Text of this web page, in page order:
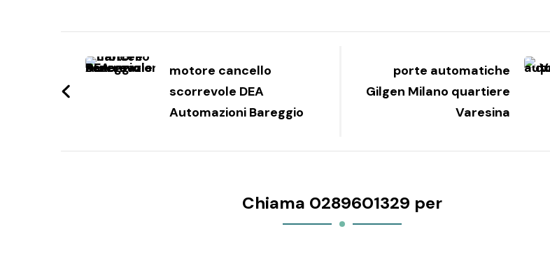
articoli
motore cancello
scorrevole DEA
Automazioni Bareggio
porte automatiche
Gilgen Milano quartiere
Varesina
Chiama 0289601329 per